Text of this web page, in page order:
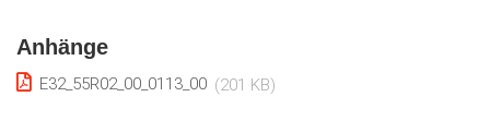
Anhänge
E32_55R02_00_0113_00 (201 KB)